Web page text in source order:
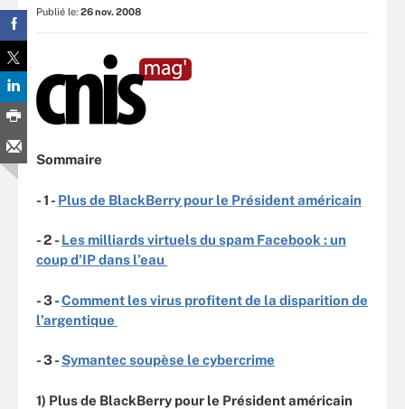
Publié le: 26 nov. 2008
Sommaire
- 1 - Plus de BlackBerry pour le Président américain
- 2 - Les milliards virtuels du spam Facebook : un
coup d’IP dans l’eau
- 3 -Comment les virus profitent de la disparition de
l’argentique
- 3 - Symantec soupèse le cybercrime
1) Plus de BlackBerry pour le Président américain